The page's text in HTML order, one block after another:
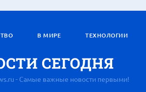
В МИРЕ ТЕХНОЛОГИИ
- Самые важные новости первыми!